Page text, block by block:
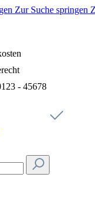
Zur Suche springen
- 45678